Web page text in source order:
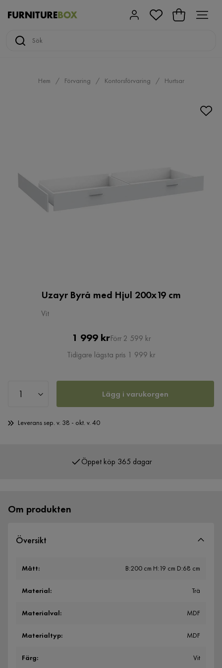
Hem Förvaring Kontorsförvaring Hurtsar
Uzayr Byrå med Hjul 200x19 cm
Vit
Pris
1 999 krOriginal
Pris
Förr 2 599 kr
Tidigare lägsta pris 1 999 kr
Lägg i varukorgen
Leverans sep. v. 38 - okt. v. 40
Över 400 000 nöjda kunder
Om produkten
Översikt
Mått: B:200 cm H:19 cm D:68 cm
Material: Trä
Materialval: MDF
Materialtyp: MDF
Färg: Vit